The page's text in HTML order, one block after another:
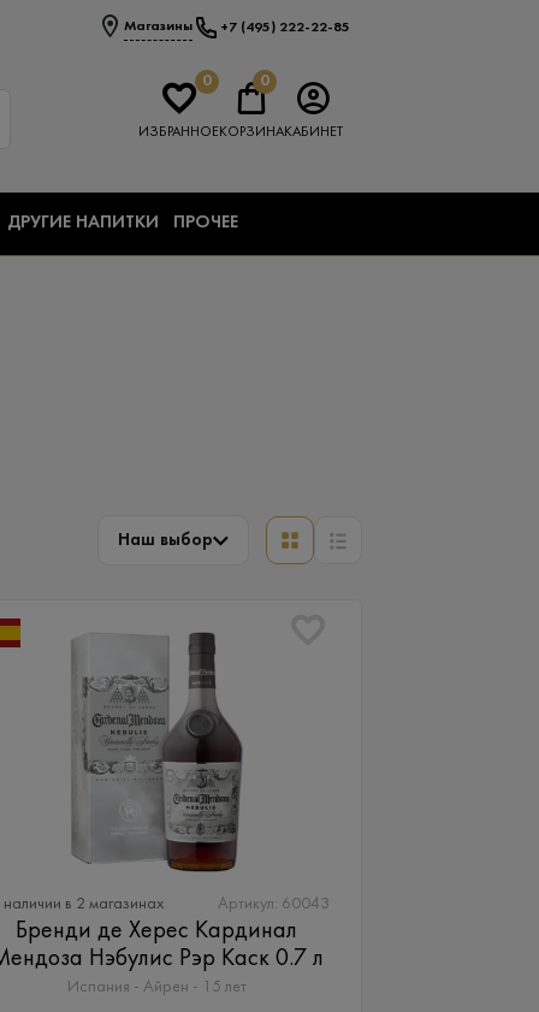
Магазины +7 (495) 222-22-85
0
ИЗБРАННОЕ
0
КОРЗИНАКАБИНЕТ
ДРУГИЕ НАПИТКИ ПРОЧЕЕ
Наш выбор
наличии в 2 магазинах Артикул: 60043
Бренди де Херес Кардинал
Нэбулис Рэр Каск 0.7 л
Испания - Айрен - 15 лет